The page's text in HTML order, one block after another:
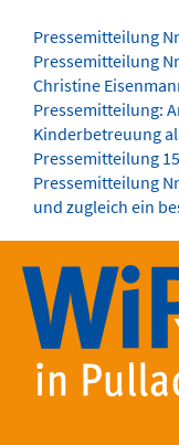
Pressemitteilung
Pressemitteilung
Christine
Pressemitteilung:
Kinderbetreuung
Pressemitteilung
Pressemitteilung
und zugleich ein